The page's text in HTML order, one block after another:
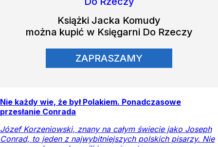
Książki Jacka Komudy
można kupić w Księgarni Do Rzeczy
ZAPRASZAMY
Nie każdy wie, że był Polakiem. Ponadczasowe
przesłanie Conrada
Józef Korzeniowski, znany na całym świecie jako Joseph
Conrad, to jeden z najwybitniejszych polskich pisarzy. Nie